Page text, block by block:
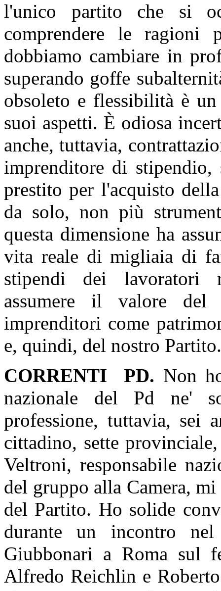
l'unico partito che si
comprendere le ragioni
dobbiamo cambiare in
superando goffe
obsoleto e flessibilità è
suoi aspetti. È odiosa
anche, tuttavia,
imprenditore di
prestito per l'acquisto
da solo, non più
questa dimensione ha
vita reale di migliaia di
stipendi dei lavoratori
assumere il valore
imprenditori come
e, quindi, del nostro Partito.
CORRENTI
PD. Non
nazionale del Pd ne'
professione, tuttavia, sei
cittadino, sette
Veltroni, responsabile
del gruppo alla Camera, mi
del Partito. Ho solide
durante un incontro
Giubbonari a Roma sul
Alfredo Reichlin e